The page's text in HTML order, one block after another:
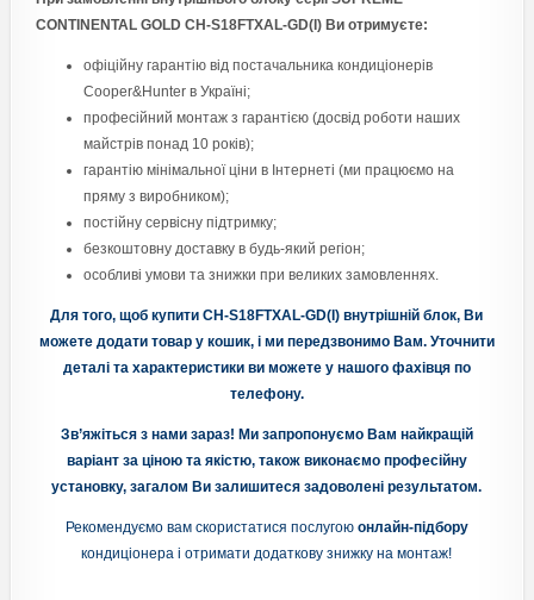
CONTINENTAL GOLD CH-S18FTXAL-GD(I)Ви отримуєте:
офіційну гарантію від постачальника кондиціонерів
Cooper&Hunter в Україні;
професійний монтаж з гарантією (досвід роботи наших
майстрів понад 10 років);
гарантію мінімальної ціни в Інтернеті (ми працюємо на
пряму з виробником);
постійну сервісну підтримку;
безкоштовну доставку в будь-який регіон;
особливі умови та знижки при великих замовленнях.
Для того, щоб купити CH-S18FTXAL-GD(I) внутрішній блок, Ви
можете додати товар у кошик, і ми передзвонимо Вам. Уточнити
деталі та характеристики ви можете у нашого фахівця по
телефону.
Зв’яжіться з нами зараз! Ми запропонуємо Вам найкращій
варіант за ціною та якістю, також виконаємо професійну
установку, загалом Ви залишитеся задоволені результатом.
Рекомендуємо вам скористатися послугою онлайн-підбору
кондиціонера і отримати додаткову знижку на монтаж!